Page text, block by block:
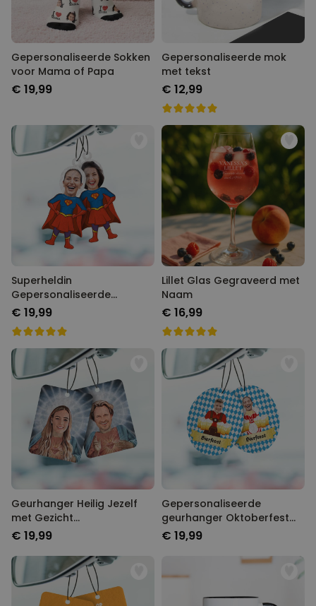
Gepersonaliseerde Sokken
voor Mama of Papa
€ 19,99
Gepersonaliseerde mok
met tekst
€ 12,99
Superheldin
Gepersonaliseerde
Geurhanger met Gezicht
set van 2
€ 19,99
Lillet Glas Gegraveerd met
Naam
€ 16,99
Geurhanger Heilig Jezelf
met Gezicht
Gepersonaliseerd set van 2
€ 19,99
Gepersonaliseerde
geurhanger Oktoberfest
set van 2
€ 19,99